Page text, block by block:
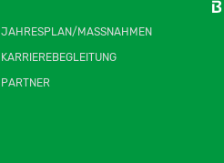
JAHRESPLAN/MASSNAHMEN
KARRIEREBEGLEITUNG
PARTNER